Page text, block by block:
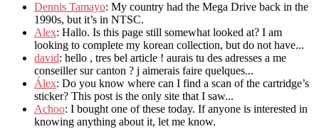
Dennis Tamayo: My country had the Mega Drive back in the
1990s, but it’s in NTSC.
Alex: Hallo. Is this page still somewhat looked at? I am
looking to complete my korean collection, but do not have...
david: hello , tres bel article ! aurais tu des adresses a me
conseiller sur canton ? j aimerais faire quelques...
Álex: Do you know where can I find a scan of the cartridge’s
sticker? This post is the only site that I saw...
Achoo: I bought one of these today. If anyone is interested in
knowing anything about it, let me know.